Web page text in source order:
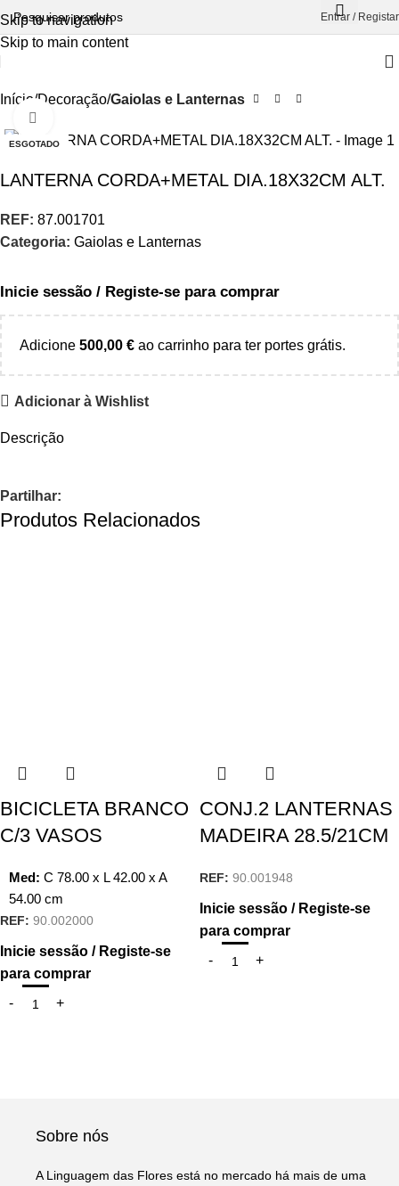
Skip to navigation
Skip to main content
Entrar / Registar
Início Decoração Gaiolas e Lanternas
ESGOTADO
LANTERNA CORDA+METAL DIA.18X32CM ALT.
REF: 87.001701
Categoria: Gaiolas e Lanternas
Inicie sessão / Registe-se para comprar
Adicione 500,00 € ao carrinho para ter portes grátis.
Adicionar à Wishlist
Descrição
Partilhar:
Produtos Relacionados
BICICLETA BRANCO
C/3 VASOS
Med: C 78.00 x L42.00 x A
54.00 cm
REF: 90.002000
Inicie sessão / Registe-se
para comprar
CONJ.2 LANTERNAS
MADEIRA 28.5/21CM
REF: 90.001948
Inicie sessão / Registe-se
para comprar
Sobre nós
A Linguagem das Flores está no mercado há mais de uma